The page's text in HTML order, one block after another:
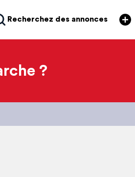
Recherchez des annonces
?